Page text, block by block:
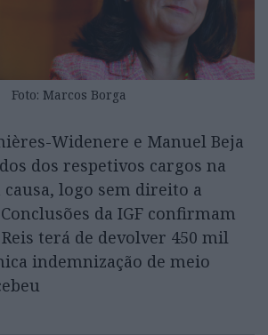
Foto: Marcos Borga
Widenere e Manuel Beja
dos respetivos cargos na
causa, logo sem direito a
da IGF confirmam
terá de devolver 450 mil
indemnização de meio